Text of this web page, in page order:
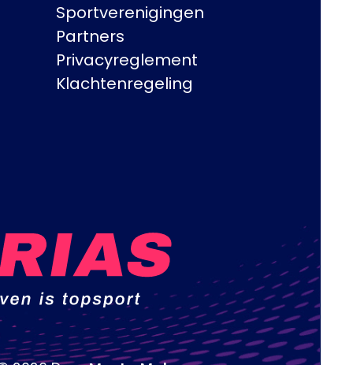
Sportverenigingen
Partners
Privacyreglement
Klachtenregeling